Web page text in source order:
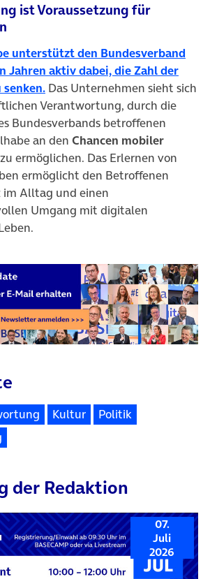
ist Voraussetzung für
unterstützt den Bundesverband
Jahren aktiv dabei, die Zahl der
Das Unternehmen sieht sich
Verantwortung, durch die
Bundesverbands betroffenen
an den Chancen mobiler
zu ermöglichen. Das Erlernen von
ermöglicht den Betroffenen
im Alltag und einen
Umgang mit digitalen
Kultur
Politik
der Redaktion
07.
Juli
2026